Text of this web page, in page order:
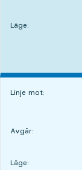
Läge:
LÄGE,
,
Linje mot:
Avgår:
Läge:
LÄGE,
,